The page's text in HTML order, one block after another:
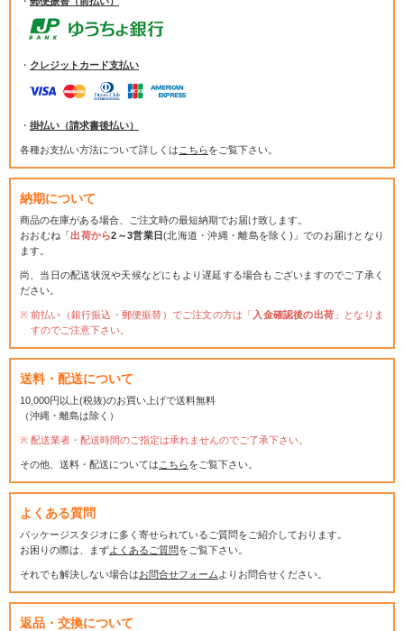
・ クレジットカード支払い
・ 掛払い（請求書後払い）
各種お支払い方法について詳しくは こちらをご覧下さい。
納期について
商品の在庫がある場合、ご注文時の最短納期でお届け致します。
おおむね「出荷から2～3営業日(北海道・沖縄・離島を除く)」でのお届けとなり
ます。
尚、当日の配送状況や天候などにもより遅延する場合もございますのでご了承く
ださい。
前払い（銀行振込・郵便振替）でご注文の方は「 入金確認後の出荷 」となりま
すのでご注意下さい。
送料・配送について
10,000円以上(税抜)のお買い上げで送料無料
（沖縄・離島は除く）
配送業者・配送時間のご指定は承れませんのでご了承下さい。
その他、送料・配送については こちらをご覧下さい。
よくある質問
パッケージスタジオに多く寄せられているご質問をご紹介しております。
お困りの際は、まずよくあるご質問をご覧下さい。
それでも解決しない場合はお問合せフォーム よりお問合せください。
返品・交換について